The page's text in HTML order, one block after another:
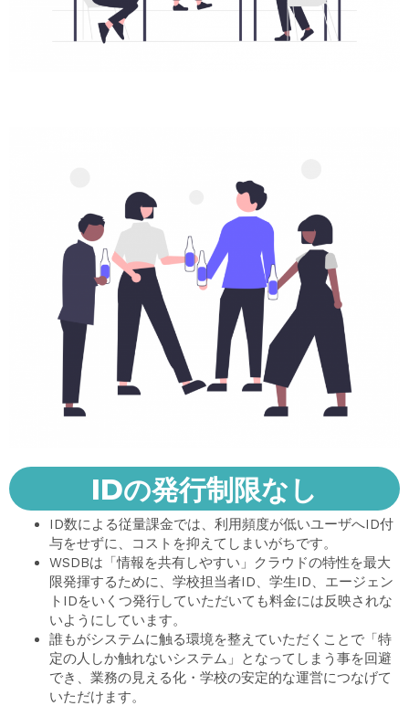
IDの発行制限なし
ID数による従量課金では、利用頻度が低いユーザへID付
与をせずに、コストを抑えてしまいがちです。
WSDBは「情報を共有しやすい」クラウドの特性を最大
限発揮するために、学校担当者ID、学生ID、エージェン
トIDをいくつ発行していただいても料金には反映されな
いようにしています。
誰もがシステムに触る環境を整えていただくことで「特
定の人しか触れないシステム」となってしまう事を回避
でき、業務の見える化・学校の安定的な運営につなげて
いただけます。